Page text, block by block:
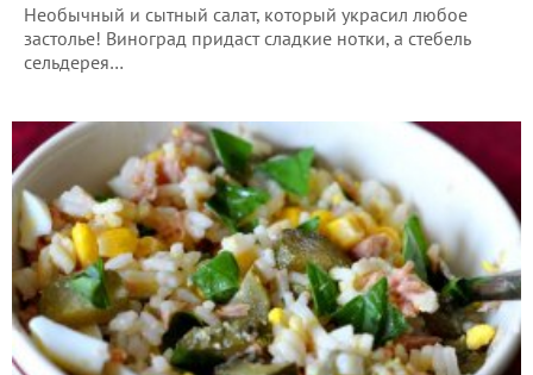
Необычный и сытный салат, который украсил любое
застолье! Виноград придаст сладкие нотки, а стебель
сельдерея…